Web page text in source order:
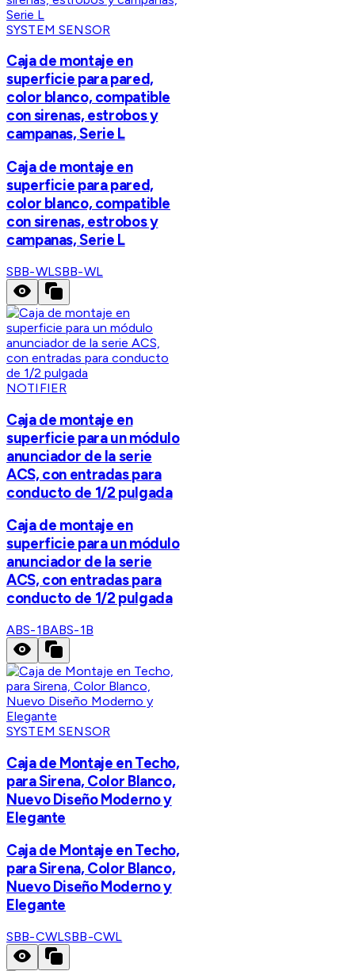
SYSTEM SENSOR
Caja de montaje en
superficie para pared,
color blanco, compatible
con sirenas, estrobos y
campanas, Serie L
Caja de montaje en
superficie para pared,
color blanco, compatible
con sirenas, estrobos y
campanas, Serie L
SBB-WLSBB-WL
NOTIFIER
Caja de montaje en
superficie para un módulo
anunciador de la serie
ACS, con entradas para
conducto de 1/2 pulgada
Caja de montaje en
superficie para un módulo
anunciador de la serie
ACS, con entradas para
conducto de 1/2 pulgada
ABS-1BABS-1B
SYSTEM SENSOR
Caja de Montaje en Techo,
para Sirena, Color Blanco,
Nuevo Diseño Moderno y
Elegante
Caja de Montaje en Techo,
para Sirena, Color Blanco,
Nuevo Diseño Moderno y
Elegante
SBB-CWLSBB-CWL